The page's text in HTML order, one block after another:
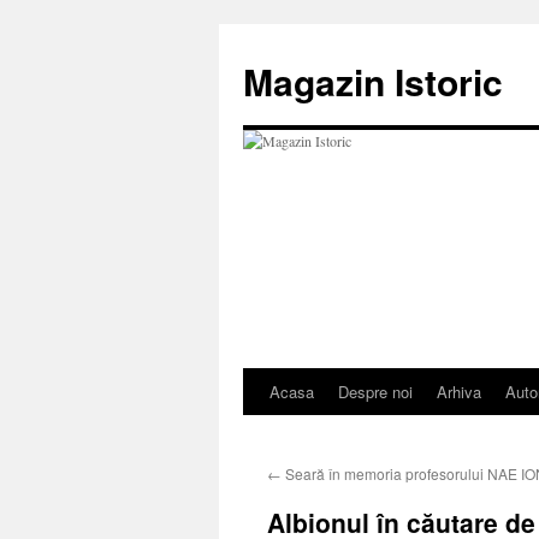
conținut
Magazin Istoric
Acasa Despre noi Arhiva
← Seară în memoria profesorului NAE
Albionul în căutare